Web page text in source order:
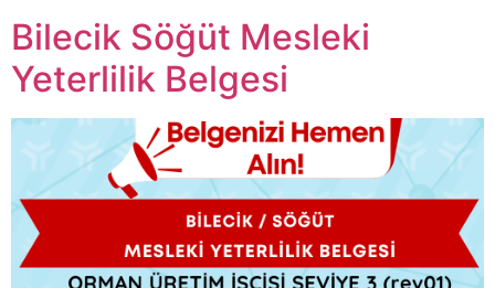
Bilecik Söğüt Mesleki
Yeterlilik Belgesi